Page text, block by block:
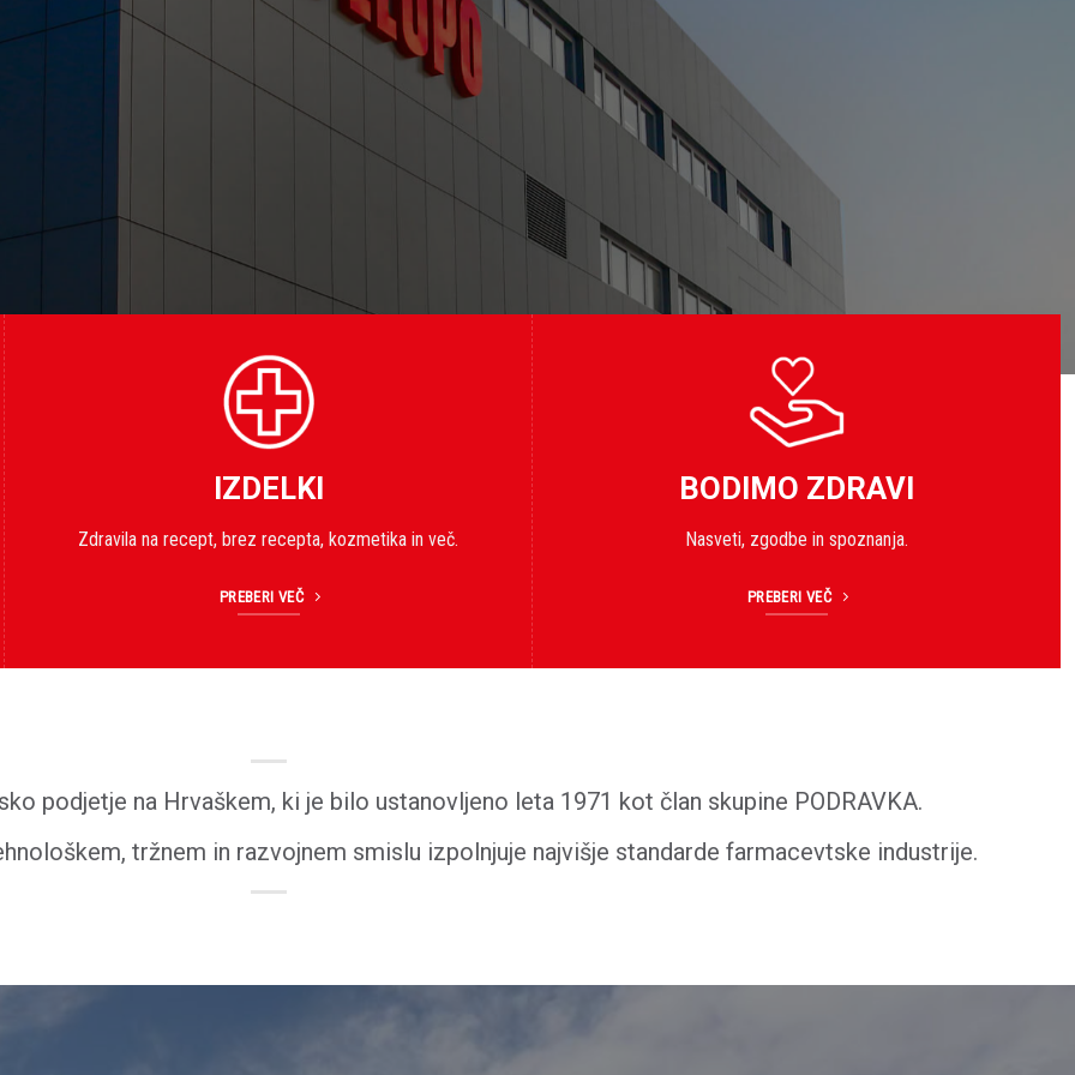
IZDELKI
Zdravila na recept, brez recepta, kozmetika in več.
PREBERI VEČ
BODIMO ZDRAVI
Nasveti, zgodbe in spoznanja.
PREBERI VEČ
podjetje na Hrvaškem, ki je bilo ustanovljeno leta 1971 kot član skupine PODRAVKA.
tržnem in razvojnem smislu izpolnjuje najvišje standarde farmacevtske industrije.